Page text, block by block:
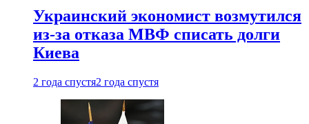
Украинский экономист возмутился
из-за отказа МВФ списать долги
Киева
2 года спустя2 года спустя